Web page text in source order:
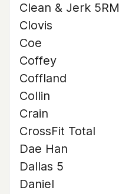
Clean & Jerk 5RM
Clovis
Coe
Coffey
Coffland
Collin
Crain
CrossFit Total
Dae Han
Dallas 5
Daniel